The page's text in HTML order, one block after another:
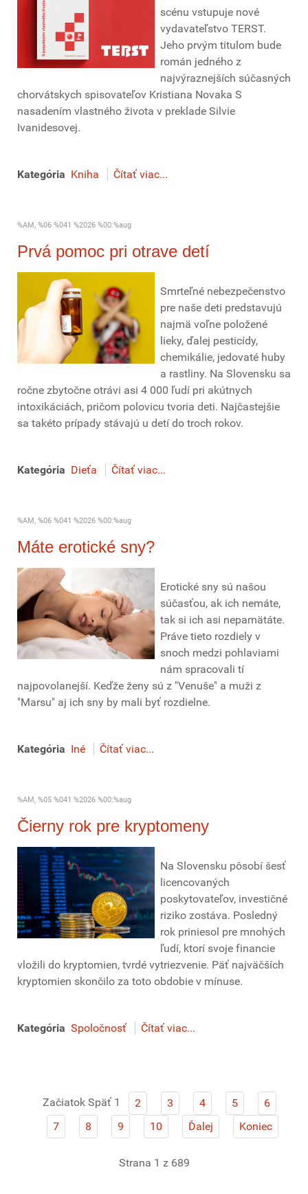
scénu vstupuje nové
vydavateľstvo TERST.
Jeho prvým titulom bude
román jedného z
najvýraznejších súčasných
chorvátskych spisovateľov Kristiana Novaka S
nasadením vlastného života v preklade Silvie
Ivanidesovej.
Kategória Kniha Čítať viac...
%AM, %06 %041 %2026 %00:%aug
Prvá pomoc pri otrave detí
Smrteľné nebezpečenstvo
pre naše deti predstavujú
najmä voľne položené
lieky, ďalej pesticídy,
chemikálie, jedovaté huby
a rastliny. Na Slovensku sa
ročne zbytočne otrávi asi 4 000 ľudí pri akútnych
intoxikáciách, pričom polovicu tvoria deti. Najčastejšie
sa takéto prípady stávajú u detí do troch rokov.
Kategória Dieťa Čítať viac...
%AM, %06 %041 %2026 %00:%aug
Máte erotické sny?
Erotické sny sú našou
súčasťou, ak ich nemáte,
tak si ich asi nepamätáte.
Práve tieto rozdiely v
snoch medzi pohlaviami
nám spracovali tí
najpovolanejší. Keďže ženy sú z "Venuše" a muži z
"Marsu" aj ich sny by mali byť rozdielne.
Kategória Iné Čítať viac...
%AM, %05 %041 %2026 %00:%aug
Čierny rok pre kryptomeny
Na Slovensku pôsobí šesť
licencovaných
poskytovateľov, investičné
riziko zostáva. Posledný
rok priniesol pre mnohých
ľudí, ktorí svoje financie
vložili do kryptomien, tvrdé vytriezvenie. Päť najväčších
kryptomien skončilo za toto obdobie v mínuse.
Kategória Spoločnosť Čítať viac...
Začiatok Späť 1 2 3 4 5
6
7
8 9 10 Ďalej Koniec
Strana 1 z 689